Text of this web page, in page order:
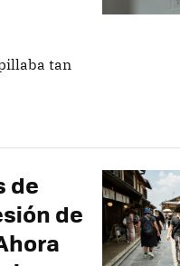
tan
de
de